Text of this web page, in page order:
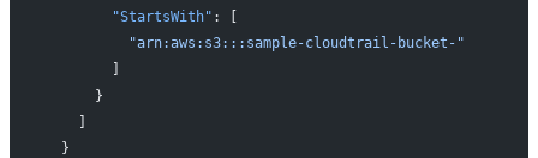
        "StartsWith"
: [
          "arn:aws:s3:::sample-cloudtrail-bucket-"
        ]
      }
    ]
  }